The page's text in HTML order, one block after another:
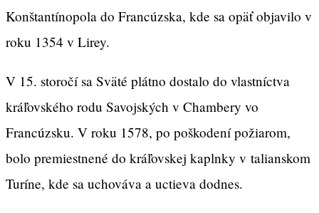
Konštantínopola do Francúzska, kde sa opäť objavilo v
roku 1354 v Lirey.
V 15. storočí sa Sväté plátno dostalo do vlastníctva
kráľovského rodu Savojských v Chambery vo
Francúzsku. V roku 1578, po poškodení požiarom,
bolo premiestnené do kráľovskej kaplnky v talianskom
Turíne, kde sa uchováva a uctieva dodnes.